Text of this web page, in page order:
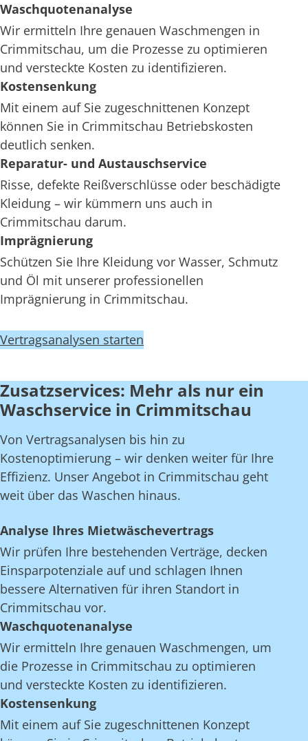
Waschquotenanalyse
Wir ermitteln Ihre genauen Waschmengen in
Crimmitschau, um die Prozesse zu optimieren
und versteckte Kosten zu identifizieren.
Kostensenkung
Mit einem auf Sie zugeschnittenen Konzept
können Sie in Crimmitschau Betriebskosten
deutlich senken.
Reparatur- und Austauschservice
Risse, defekte Reißverschlüsse oder beschädigte
Kleidung – wir kümmern uns auch in
Crimmitschau darum.
Imprägnierung
Schützen Sie Ihre Kleidung vor Wasser, Schmutz
und Öl mit unserer professionellen
Imprägnierung in Crimmitschau.
Vertragsanalysen starten
Zusatzservices: Mehr als nur ein
Waschservice in Crimmitschau
Von Vertragsanalysen bis hin zu
Kostenoptimierung – wir denken weiter für Ihre
Effizienz. Unser Angebot in Crimmitschau geht
weit über das Waschen hinaus.
Analyse Ihres Mietwäschevertrags
Wir prüfen Ihre bestehenden Verträge, decken
Einsparpotenziale auf und schlagen Ihnen
bessere Alternativen für ihren Standort in
Crimmitschau vor.
Waschquotenanalyse
Wir ermitteln Ihre genauen Waschmengen, um
die Prozesse in Crimmitschau zu optimieren
und versteckte Kosten zu identifizieren.
Kostensenkung
Mit einem auf Sie zugeschnittenen Konzept